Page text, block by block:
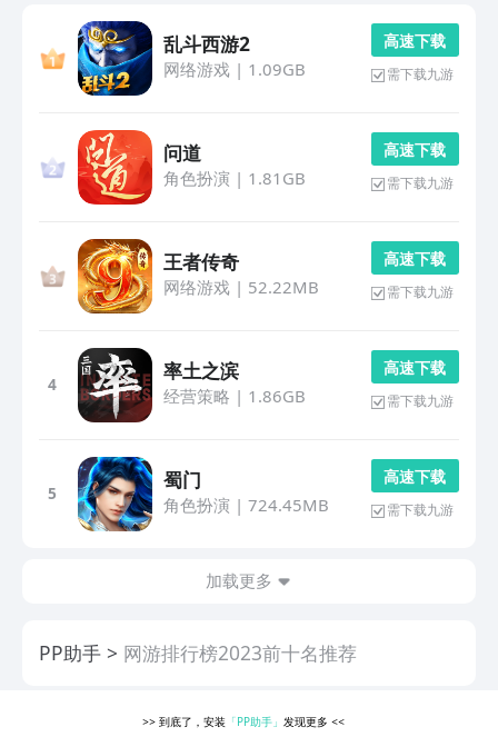
乱斗西游2
网络游戏| 1.09GB
高 速 下 载
需下载九游
问道
角色扮演 | 1.81GB
高 速 下 载
需下载九游
王者传奇
网络游戏| 52.22MB
高 速 下 载
需下载九游
4
率土之滨
经营策略 | 1.86GB
高 速 下 载
需下载九游
5
蜀门
角色扮演 | 724.45MB
高 速 下 载
需下载九游
加载更多
PP助手 网游排行榜2023前十名推荐
>> 到底了，安装 「PP助手」 发现更多<<